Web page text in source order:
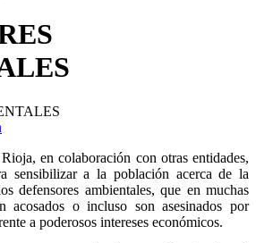
en colaboración con otras entidades,
sensibilizar a la población acerca de la
defensores ambientales, que en muchas
acosados o incluso son asesinados por
a poderosos intereses económicos.